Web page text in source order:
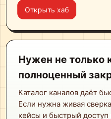
Открыть хаб
Нужен не только
полноценный
Каталог каналов даёт
Если нужна живая
кейсы и быстрый